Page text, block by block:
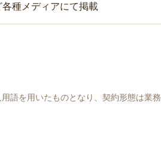
種メディアにて掲載
語を用いたものとなり、契約形態は業務